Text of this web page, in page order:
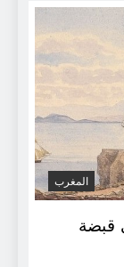
المغرب